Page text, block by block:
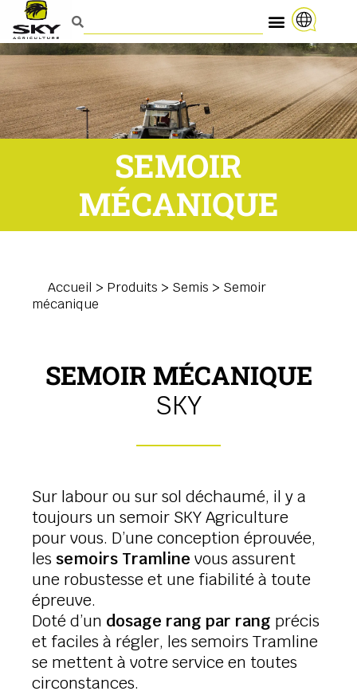
SEMOIR
MÉCANIQUE
Accueil > Produits > Semis > Semoir
mécanique
SEMOIR MÉCANIQUE
SKY
Sur labour ou sur sol déchaumé, il y a
toujours un semoir SKY Agriculture
pour vous. D’une conception éprouvée,
les semoirs Tramline vous assurent
une robustesse et une fiabilité à toute
épreuve.
Doté d’un dosage rang par rang précis
et faciles à régler, les semoirs Tramline
se mettent à votre service en toutes
circonstances.